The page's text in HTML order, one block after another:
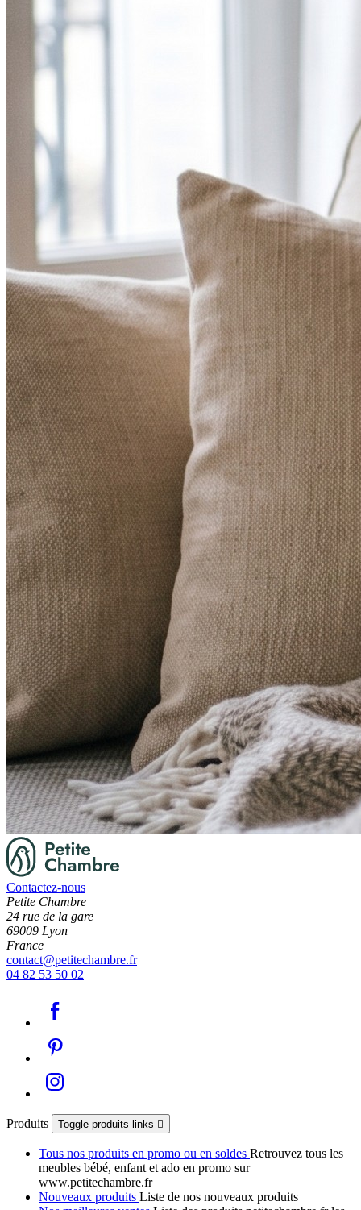
Contactez-nous
Petite Chambre
24 rue de la gare
69009 Lyon
France
contact@petitechambre.fr
04 82 53 50 02
Produits Toggle produits links 
Tous nos produits en promo ou en soldes Retrouvez tous les
meubles bébé, enfant et ado en promo sur
www.petitechambre.fr
Nouveaux produits Liste de nos nouveaux produits